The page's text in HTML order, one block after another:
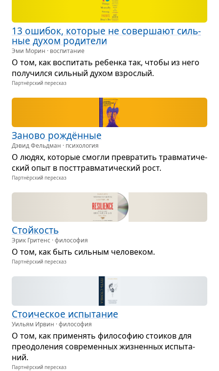
13 оши­бок, кото­рые не совер­шают силь­
ные духом роди­тели
Эми Морин · воспитание
О том, как вос­пи­тать ребенка так, чтобы из него
полу­чился силь­ный духом взрос­лый.
Партнёрский пересказ
Заново рождён­ные
Дэвид Фельдман · психология
О людях, кото­рые смогли пре­вра­тить трав­ма­ти­че­
ский опыт в пост­трав­ма­ти­че­ский рост.
Партнёрский пересказ
Стой­кость
Эрик Гритенс · философия
О том, как быть силь­ным чело­ве­ком.
Партнёрский пересказ
Сто­и­че­ское испы­та­ние
Уильям Ирвин · философия
О том, как при­ме­нять фило­со­фию сто­и­ков для
пре­одо­ле­ния совре­мен­ных жиз­нен­ных испы­та­
ний.
Партнёрский пересказ